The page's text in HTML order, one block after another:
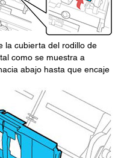
la cubierta del rodillo de
como se muestra a
abajo hasta que encaje